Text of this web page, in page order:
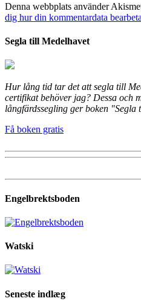
Denna webbplats använder
dig hur din kommentardata
Segla till Medelhavet
Hur lång tid tar det att segla till
certifikat behöver jag? Dessa och
långfärdssegling ger boken
Få boken gratis
Engelbrektsboden
Watski
Seneste indlæg